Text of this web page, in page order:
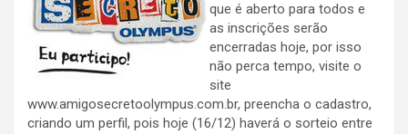
que é aberto para todos e
as inscrições serão
encerradas hoje, por isso
não perca tempo, visite o
site
www.amigosecretoolympus.com.br, preencha o cadastro,
criando um perfil, pois hoje (16/12) haverá o sorteio entre